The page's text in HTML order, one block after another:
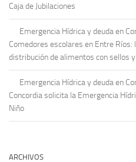
Caja de Jubilaciones
Emergencia Hídrica y deuda en
Comedores escolares en Entre Ríos:
distribución de alimentos con sellos
Emergencia Hídrica y deuda en
Concordia solicita la Emergencia
Niño
ARCHIVOS